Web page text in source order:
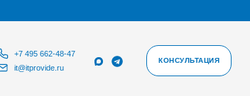
+7 495 662-48-47
it@itprovide.ru
КОНСУЛЬТАЦИЯ